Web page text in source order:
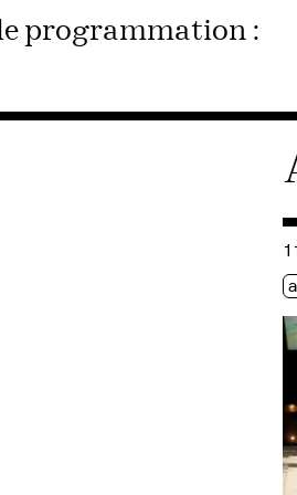
programmation :